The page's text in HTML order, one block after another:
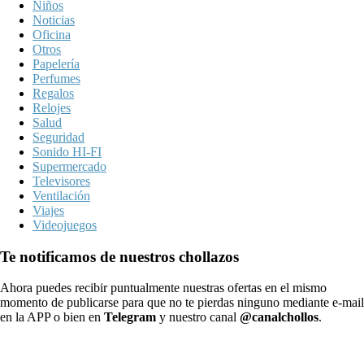
Niños
Noticias
Oficina
Otros
Papelería
Perfumes
Regalos
Relojes
Salud
Seguridad
Sonido HI-FI
Supermercado
Televisores
Ventilación
Viajes
Videojuegos
Te notificamos de nuestros chollazos
Ahora puedes recibir puntualmente nuestras ofertas en el mismo
momento de publicarse para que no te pierdas ninguno mediante e-mail
en la APP o bien en Telegram y nuestro canal @canalchollos.